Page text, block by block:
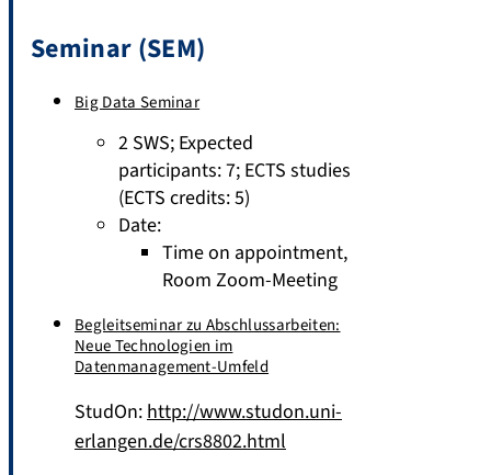
Seminar (SEM)
Big Data Seminar
2 SWS; Expected
participants: 7; ECTS studies
(ECTS credits: 5)
Date:
Time on appointment,
Room Zoom-Meeting
Begleitseminar zu Abschlussarbeiten:
Neue Technologien im
Datenmanagement-Umfeld
StudOn:http://www.studon.uni-
erlangen.de/crs8802.html